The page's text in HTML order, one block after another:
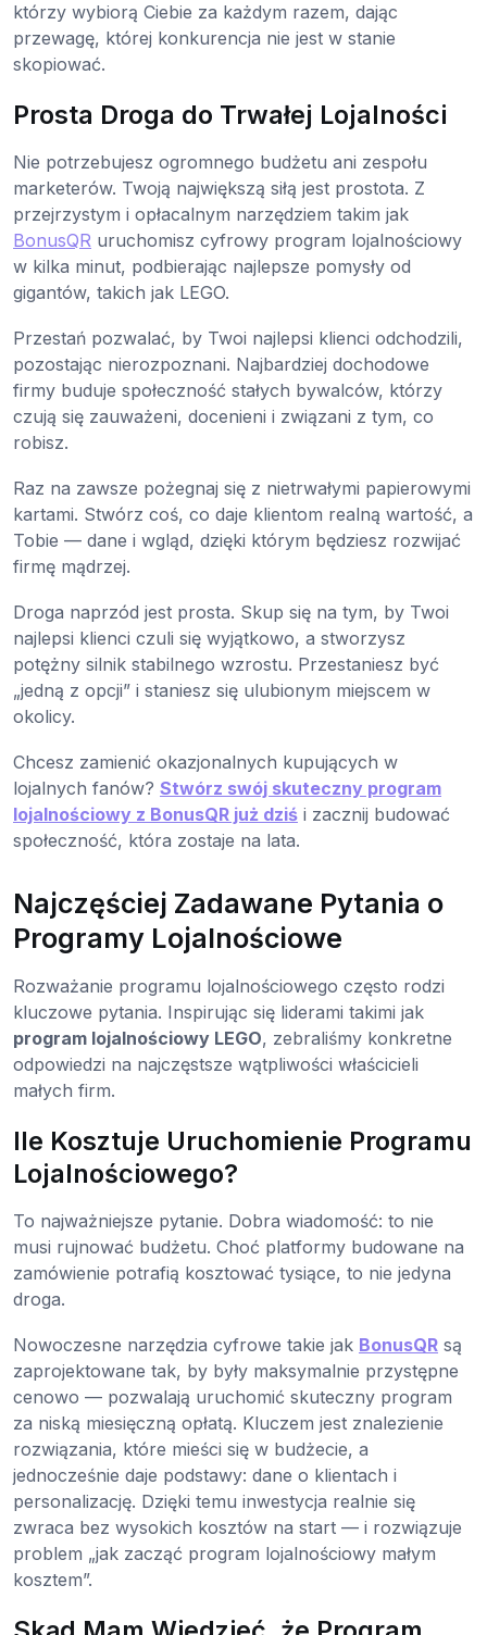
którzy wybiorą Ciebie za każdym razem, dając
przewagę, której konkurencja nie jest w stanie
skopiować.
Prosta Droga do Trwałej Lojalności
Nie potrzebujesz ogromnego budżetu ani zespołu
marketerów. Twoją największą siłą jest prostota. Z
przejrzystym i opłacalnym narzędziem takim jak
BonusQR uruchomisz cyfrowy program lojalnościowy
w kilka minut, podbierając najlepsze pomysły od
gigantów, takich jak LEGO.
Przestań pozwalać, by Twoi najlepsi klienci odchodzili,
pozostając nierozpoznani. Najbardziej dochodowe
firmy buduje społeczność stałych bywalców, którzy
czują się zauważeni, docenieni i związani z tym, co
robisz.
Raz na zawsze pożegnaj się z nietrwałymi papierowymi
kartami. Stwórz coś, co daje klientom realną wartość, a
Tobie — dane i wgląd, dzięki którym będziesz rozwijać
firmę mądrzej.
Droga naprzód jest prosta. Skup się na tym, by Twoi
najlepsi klienci czuli się wyjątkowo, a stworzysz
potężny silnik stabilnego wzrostu. Przestaniesz być
„jedną z opcji” i staniesz się ulubionym miejscem w
okolicy.
Chcesz zamienić okazjonalnych kupujących w
lojalnych fanów? Stwórz swój skuteczny program
lojalnościowy z BonusQR już dziś i zacznij budować
społeczność, która zostaje na lata.
Najczęściej Zadawane Pytania o
Programy Lojalnościowe
Rozważanie programu lojalnościowego często rodzi
kluczowe pytania. Inspirując się liderami takimi jak
program lojalnościowy LEGO, zebraliśmy konkretne
odpowiedzi na najczęstsze wątpliwości właścicieli
małych firm.
Ile Kosztuje Uruchomienie Programu
Lojalnościowego?
To najważniejsze pytanie. Dobra wiadomość: to nie
musi rujnować budżetu. Choć platformy budowane na
zamówienie potrafią kosztować tysiące, to nie jedyna
droga.
Nowoczesne narzędzia cyfrowe takie jak BonusQR są
zaprojektowane tak, by były maksymalnie przystępne
cenowo — pozwalają uruchomić skuteczny program
za niską miesięczną opłatą. Kluczem jest znalezienie
rozwiązania, które mieści się w budżecie, a
jednocześnie daje podstawy: dane o klientach i
personalizację. Dzięki temu inwestycja realnie się
zwraca bez wysokich kosztów na start — i rozwiązuje
problem „jak zacząć program lojalnościowy małym
kosztem”.